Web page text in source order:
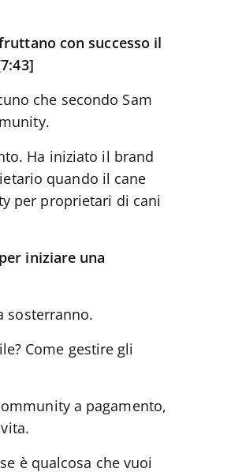
con successo il
che secondo Sam
Ha iniziato il brand
quando il cane
per proprietari di cani
iniziare una
sosterranno.
Come gestire gli
a pagamento,
è qualcosa che vuoi